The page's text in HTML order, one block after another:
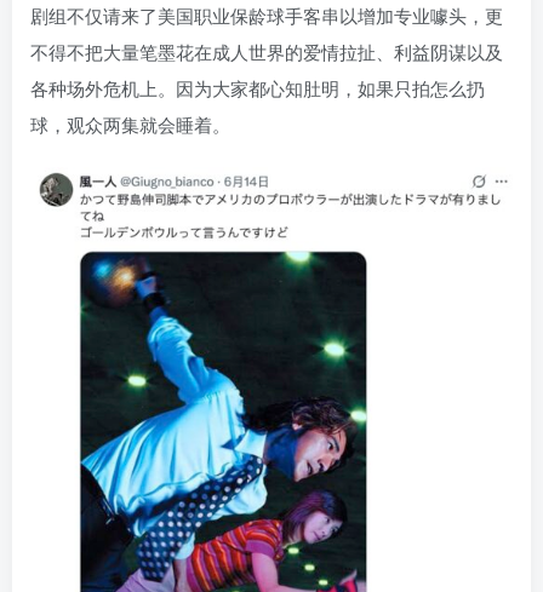
剧组不仅请来了美国职业保龄球手客串以增加专业噱头，更
不得不把大量笔墨花在成人世界的爱情拉扯、利益阴谋以及
各种场外危机上。因为大家都心知肚明，如果只拍怎么扔
球，观众两集就会睡着。